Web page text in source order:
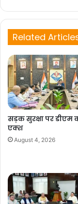
Related
सड़क सुरक्षा पर डीएम
एक्श
August 4, 2026